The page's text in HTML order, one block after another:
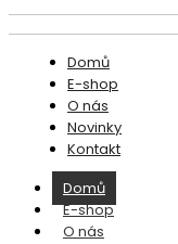
Domů
E-shop
O nás
Novinky
Kontakt
Domů
E-shop
O nás